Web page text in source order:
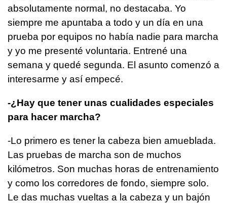
absolutamente normal, no destacaba. Yo
siempre me apuntaba a todo y un día en una
prueba por equipos no había nadie para marcha
y yo me presenté voluntaria. Entrené una
semana y quedé segunda. El asunto comenzó a
interesarme y así empecé.
-¿Hay que tener unas cualidades especiales
para hacer marcha?
-Lo primero es tener la cabeza bien amueblada.
Las pruebas de marcha son de muchos
kilómetros. Son muchas horas de entrenamiento
y como los corredores de fondo, siempre solo.
Le das muchas vueltas a la cabeza y un bajón